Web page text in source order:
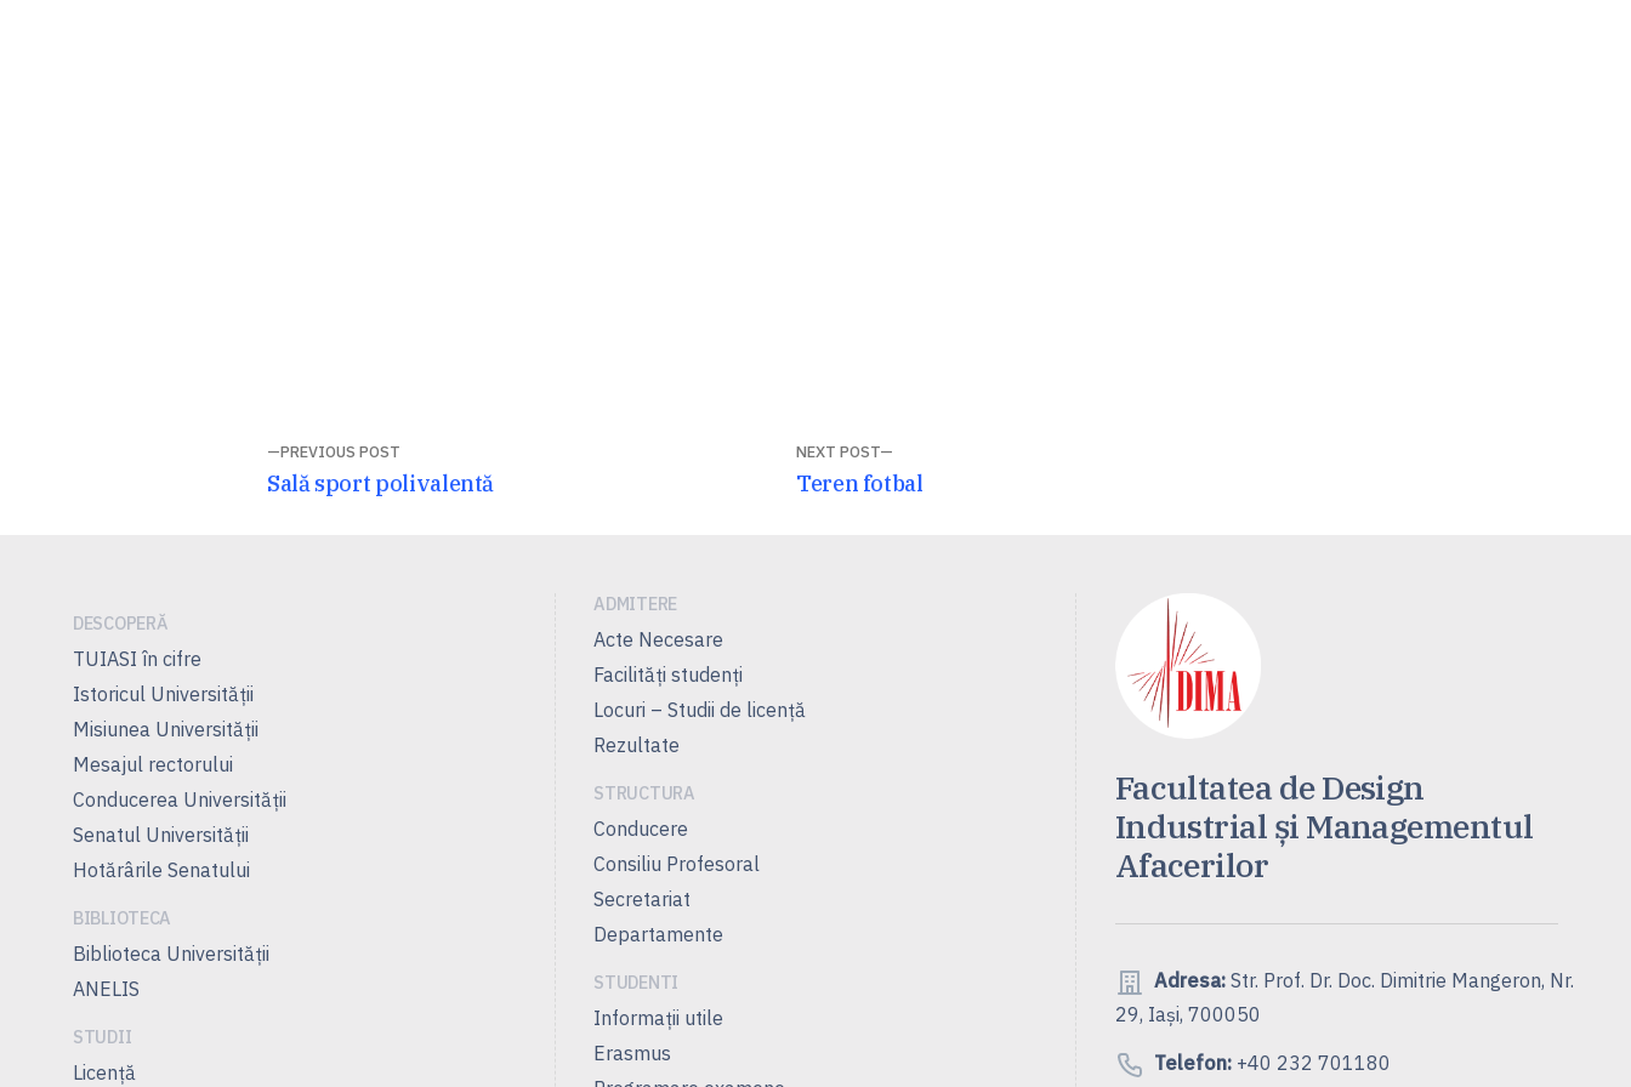
PREVIOUS POST
Previous
Sală sport polivalentă
NEXT POST
Next
Teren fotbal
DESCOPERĂ
TUIASI în cifre
Istoricul Universităţii
Misiunea Universităţii
Mesajul rectorului
Conducerea Universităţii
Senatul Universității
Hotărârile Senatului
BIBLIOTECA
Biblioteca Universității
ANELIS
STUDII
Licenţă
ADMITERE
Acte Necesare
Facilităţi studenţi
Locuri – Studii de licenţă
Rezultate
STRUCTURA
Conducere
Consiliu Profesoral
Secretariat
Departamente
STUDENTI
Informații utile
Erasmus
Facultatea de Design
Industrial și Managementul
Afacerilor
Adresa:Str. Prof. Dr. Doc. Dimitrie Mangeron, Nr.
29, Iași, 700050
Telefon:+40 232 701180